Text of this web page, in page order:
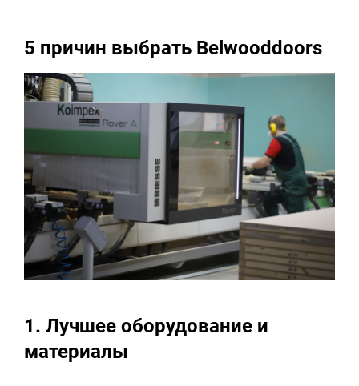
5 причин выбрать Belwooddoors
Лучшее оборудование и
материалы